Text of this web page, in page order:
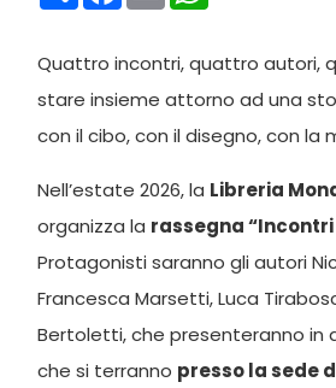
Quattro incontri, quattro autori,
stare insieme attorno ad una
con il cibo, con il disegno, con la
Nell’estate 2026, la Libreria
organizza la rassegna
Protagonisti saranno gli autori
Francesca Marsetti, Luca
Bertoletti, che presenteranno in
che si terranno presso la sede